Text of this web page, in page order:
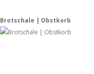
Brotschale | Obstkorb